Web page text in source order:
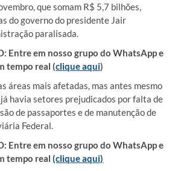
que somam R$ 5,7 bilhões,
do governo do presidente Jair
paralisada.
Entre em nosso grupo do WhatsApp e
tempo real (clique aqui)
áreas mais afetadas, mas antes mesmo
havia setores prejudicados por falta de
de passaportes e de manutenção de
Federal.
Entre em nosso grupo do WhatsApp e
tempo real(clique aqui)